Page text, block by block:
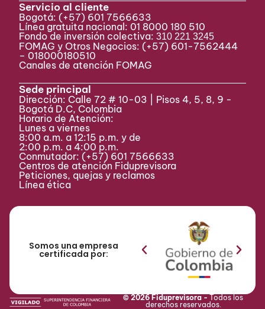
Servicio al cliente
Bogotá: (+57) 601 7566633
Línea gratuita nacional: 01 8000 180 510
Fondo de inversión colectiva:310 221 3245
FOMAG y Otros Negocios: (+57) 601-7562444
– 018000180510
Canales de atención FOMAG
Sede principal
Dirección: Calle 72 # 10-03 | Pisos 4, 5, 8, 9 -
Bogotá D.C, Colombia
Horario de Atención:
Lunes a viernes
8:00 a.m. a 12:15 p.m. y de
2:00 p.m. a 4:00 p.m.
Conmutador: (+57) 601 7566633
Centros de atención Fiduprevisora
Peticiones, quejas y reclamos
Línea ética
Somos una empresa
certificada por:
© 2026 Fiduprevisora -Todos los
derechos reservados.